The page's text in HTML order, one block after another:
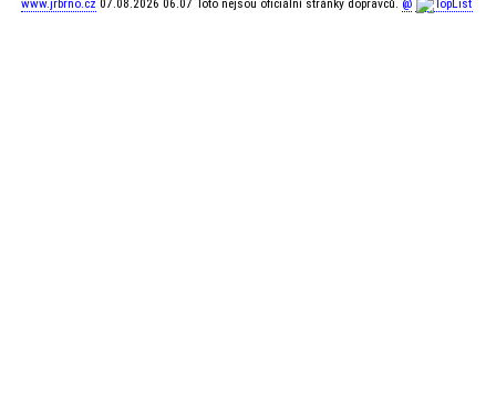
www.jrbrno.cz 07.08.2026 06.07 Toto nejsou oficiální stránky dopravců. @